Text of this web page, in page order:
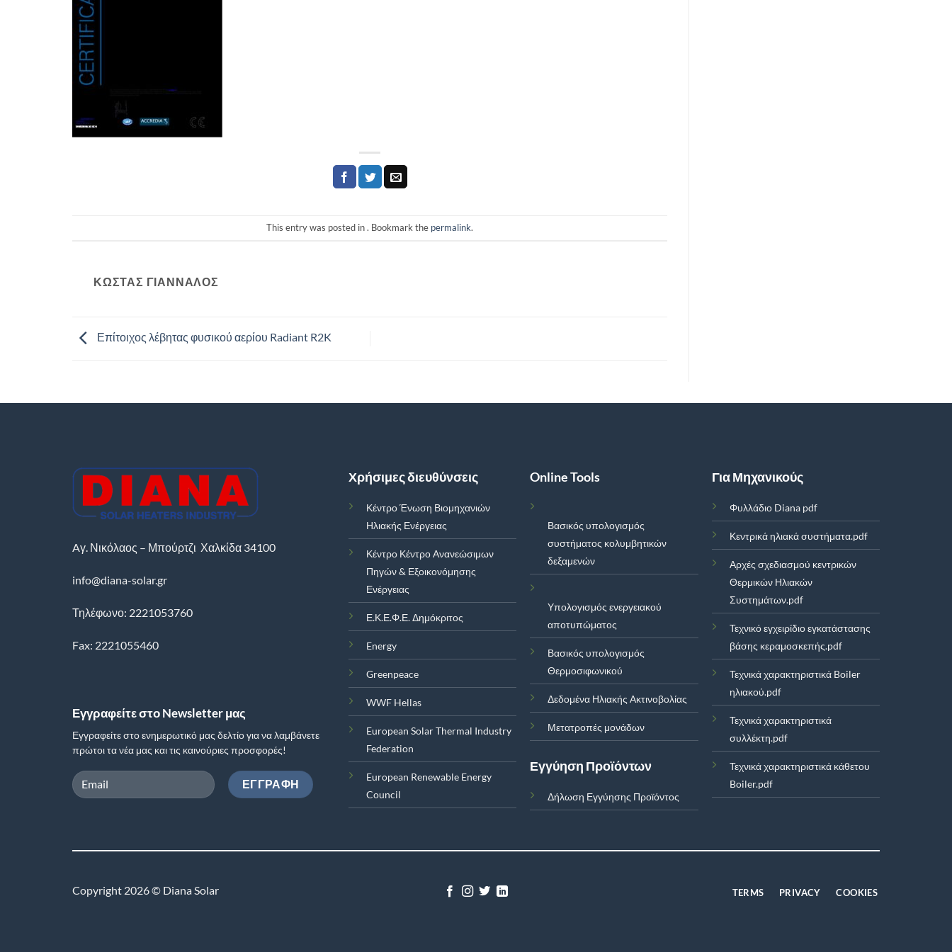
This entry was posted in . Bookmark the permalink.
ΚΏΣΤΑΣ ΓΙΆΝΝΑΛΟΣ
Επίτοιχος λέβητας φυσικού αερίου Radiant R2K
Aγ. Νικόλαος – Μπούρτζι Χαλκίδα 34100
info@diana-solar.gr
Τηλέφωνο: 2221053760
Fax: 2221055460
Εγγραφείτε στο Newsletter μας
Εγγραφείτε στο ενημερωτικό μας δελτίο για να λαμβάνετε
πρώτοι τα νέα μας και τις καινούριες προσφορές!
Χρήσιμες διευθύνσεις
Κέντρο Ένωση Βιομηχανιών
Ηλιακής Ενέργειας
Κέντρο Κέντρο Ανανεώσιμων
Πηγών & Εξοικονόμησης
Ενέργειας
Ε.Κ.Ε.Φ.Ε. Δημόκριτος
Energy
Greenpeace
WWF Hellas
European Solar Thermal Industry
Federation
European Renewable Energy
Council
Online Tools
Βασικός υπολογισμός
συστήματος κολυμβητικών
δεξαμενών
Υπολογισμός ενεργειακού
αποτυπώματος
Βασικός υπολογισμός
Θερμοσιφωνικού
Δεδομένα Ηλιακής Ακτινοβολίας
Μετατροπές μονάδων
Εγγύηση Προϊόντων
Δήλωση Εγγύησης Προϊόντος
Για Μηχανικούς
Φυλλάδιο Diana pdf
Κεντρικά ηλιακά συστήματα.pdf
Αρχές σχεδιασμού κεντρικών
Θερμικών Ηλιακών
Συστημάτων.pdf
Τεχνικό εγχειρίδιο εγκατάστασης
βάσης κεραμοσκεπής.pdf
Τεχνικά χαρακτηριστικά Boiler
ηλιακού.pdf
Τεχνικά χαρακτηριστικά
συλλέκτη.pdf
Τεχνικά χαρακτηριστικά κάθετου
Boiler.pdf
Copyright 2026 © Diana Solar TERMS PRIVACY COOKIES